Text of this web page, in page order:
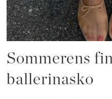
Sommerens
ballerinasko